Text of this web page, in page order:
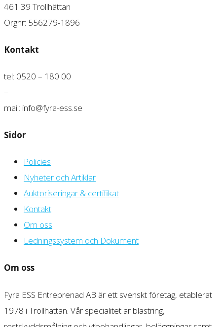
461 39 Trollhättan
Orgnr: 556279-1896
Kontakt
tel: 0520 – 180 00
–
mail: info@fyra-ess.se
Sidor
Policies
Nyheter och Artiklar
Auktoriseringar & certifikat
Kontakt
Om oss
Ledningssystem och Dokument
Om oss
Fyra ESS Entreprenad AB är ett svenskt företag, etablerat
1978 i Trollhättan. Vår specialitet är blästring,